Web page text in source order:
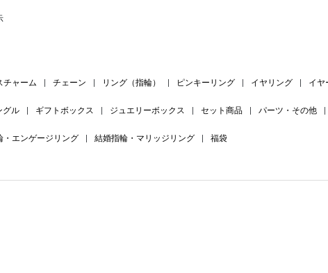
チャーム チェーン リング（指輪） ピンキーリング イヤリング イヤ
グル ギフトボックス ジュエリーボックス セット商品 パーツ・その他
・エンゲージリング 結婚指輪・マリッジリング 福袋